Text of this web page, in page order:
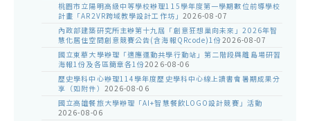
桃園市立陽明高級中等學校辦理115學年度第一學期數位前導學校
計畫「AR2VR跨域教學設計工作坊」 2026-08-07
內政部建築研究所主辦第十九屆「創意狂想巢向未來」2026年智
慧化居住空間創意競賽公告(含海報QRcode)1份2026-08-07
國立東華大學辦理「適應運動共學行動站」第二階段與離島場研習
海報1份及各區簡章各1份2026-08-06
歷史學科中心辦理114學年度歷史學科中心線上讀書會暑期成果分
享（如附件） 2026-08-06
國立高雄餐旅大學辦理「AI+智慧餐飲LOGO設計競賽」活動
2026-08-06